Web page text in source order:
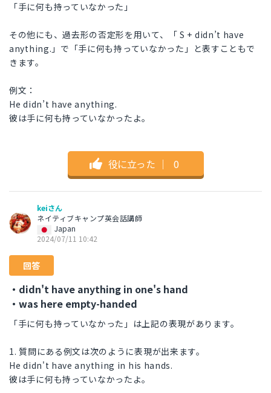
「手に何も持っていなかった」
その他にも、過去形の否定形を用いて、「 S + didn’t have
anything.」で「手に何も持っていなかった」と表すこともで
きます。
例文：
He didn’t have anything.
彼は手に何も持っていなかったよ。
役に立った ｜ 0
keiさん
ネイティブキャンプ英会話講師
Japan
2024/07/11 10:42
回答
・didn't have anything in one's hand
・was here empty-handed
「手に何も持っていなかった」は上記の表現があります。
1. 質問にある例文は次のように表現が出来ます。
He didn't have anything in his hands.
彼は手に何も持っていなかったよ。